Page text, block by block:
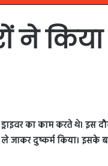
ने
का काम करते थे। इस
जाकर दुष्कर्म किया। इसके